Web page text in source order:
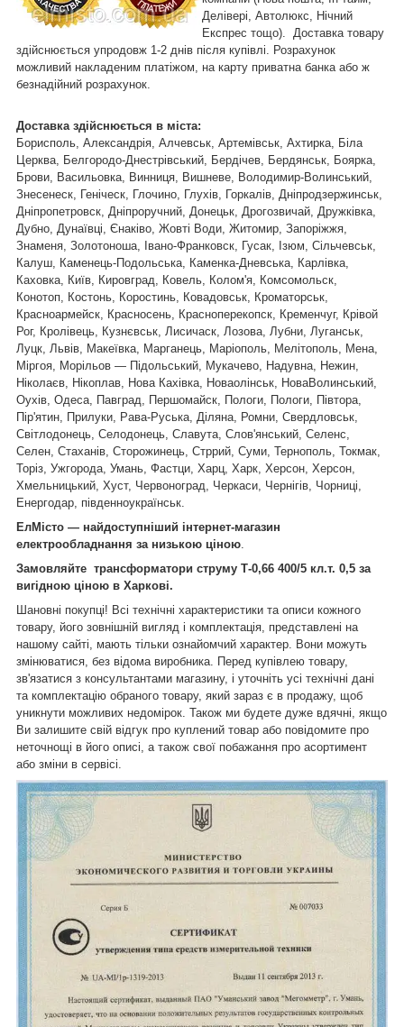
Делівері, Автолюкс, Нічний
Експрес тощо). Доставка товару
здійснюється упродовж 1-2 днів після купівлі. Розрахунок
можливий накладеним платіжом, на карту приватна банка або ж
безнадійний розрахунок.
Доставка здійснюється в міста:
Борисполь, Александрія, Алчевськ, Артемівськ, Ахтирка, Біла
Церква, Белгородо-Днестрівський, Бердічев, Бердянськ, Боярка,
Брови, Васильовка, Винниця, Вишневе, Володимир-Волинський,
Знесенеск, Геніческ, Глочино, Глухів, Горкалів, Дніпродзержинськ,
Дніпропетровск, Дніпроручний, Донецьк, Дрогозвичай, Дружківка,
Дубно, Дунаївці, Єнаківо, Жовті Води, Житомир, Запоріжжя,
Знаменя, Золотоноша, Івано-Франковск, Гусак, Ізюм, Сільчевськ,
Калуш, Каменець-Подольська, Каменка-Дневська, Карлівка,
Каховка, Київ, Кировград, Ковель, Колом'я, Комсомольск,
Конотоп, Костонь, Коростинь, Ковадовськ, Кроматорськ,
Красноармейск, Красносень, Красноперекопск, Кременчуг, Крівой
Рог, Кролівець, Кузнєвськ, Лисичаск, Лозова, Лубни, Луганськ,
Луцк, Львів, Макеївка, Марганець, Маріополь, Мелітополь, Мена,
Міргоя, Морільов ― Підольський, Мукачево, Надувна, Нежин,
Ніколаєв, Нікоплав, Нова Кахівка, Новаолінськ, НоваВолинський,
Оухів, Одеса, Павград, Першомайск, Пологи, Пологи, Півтора,
Пір'ятин, Прилуки, Рава-Руська, Діляна, Ромни, Свердловськ,
Світлодонець, Селодонець, Славута, Слов'янський, Селенс,
Селен, Стаханів, Сторожинець, Стррий, Суми, Тернополь, Токмак,
Торіз, Ужгорода, Умань, Фастци, Харц, Харк, Херсон, Херсон,
Хмельницький, Хуст, Червоноград, Черкаси, Чернігів, Чорниці,
Енергодар, південноукраїнськ.
ЕлМісто — найдоступніший інтернет-магазин
електрообладнання за низькою ціною
Замовляйте трансформатори струму Т-0,66 400/5 кл.т. 0,5 за
вигідною ціною в Харкові.
Шановні покупці! Всі технічні характеристики та описи кожного
товару, його зовнішній вигляд і комплектація, представлені на
нашому сайті, мають тільки ознайомчий характер. Вони можуть
змінюватися, без відома виробника. Перед купівлею товару,
зв'язатися з консультантами магазину, і уточніть усі технічні дані
та комплектацію обраного товару, який зараз є в продажу, щоб
уникнути можливих недомірок. Також ми будете дуже вдячні, якщо
Ви залишите свій відгук про куплений товар або повідомите про
неточнощі в його описі, а також свої побажання про асортимент
або зміни в сервісі.